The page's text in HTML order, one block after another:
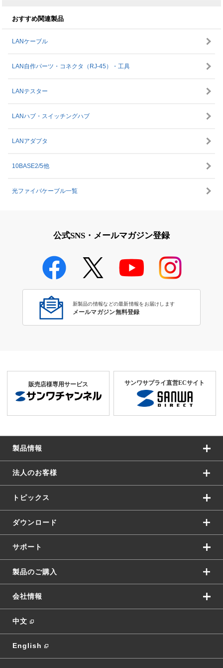
おすすめ関連製品
LANケーブル
LAN自作パーツ・コネクタ（RJ-45）・工具
LANテスター
LANハブ・スイッチングハブ
LANアダプタ
10BASE2/5他
光ファイバケーブル一覧
公式SNS・メールマガジン登録
新製品の情報などの最新情報をお届けします
メールマガジン無料登録
販売店様専用サービス サンワサプライ直営ECサイト
製品情報
法人のお客様
トピックス
ダウンロード
サポート
製品のご購入
会社情報
中文
English